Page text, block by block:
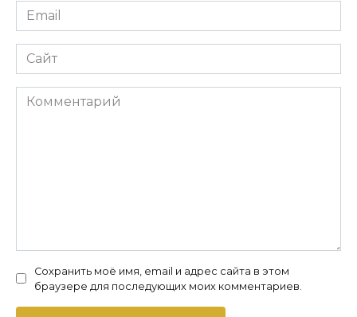
Email
*
Сайт
Комментарий
Сохранить моё имя, email и адрес сайта в этом
браузере для последующих моих комментариев.